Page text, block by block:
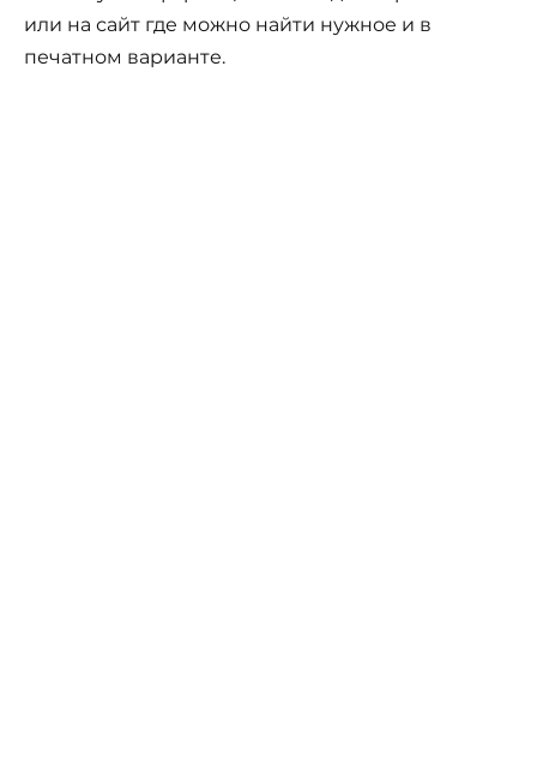
или на сайт где можно найти нужное и в
печатном варианте.